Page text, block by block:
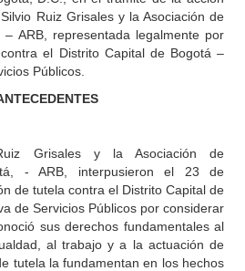
Ruiz Grisales y la Asociación de
– ARB, representada legalmente por
el Distrito Capital de Bogotá –
Públicos.
Grisales y la Asociación de
- ARB, interpusieron el 23 de
de tutela contra el Distrito Capital de
de Servicios Públicos por considerar
sus derechos fundamentales al
al trabajo y a la actuación de
tutela la fundamentan en los hechos